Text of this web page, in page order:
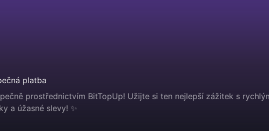
platba
prostřednictvím BitTopUp! Užijte si ten nejlepší zážitek s
a úžasné slevy! ✨